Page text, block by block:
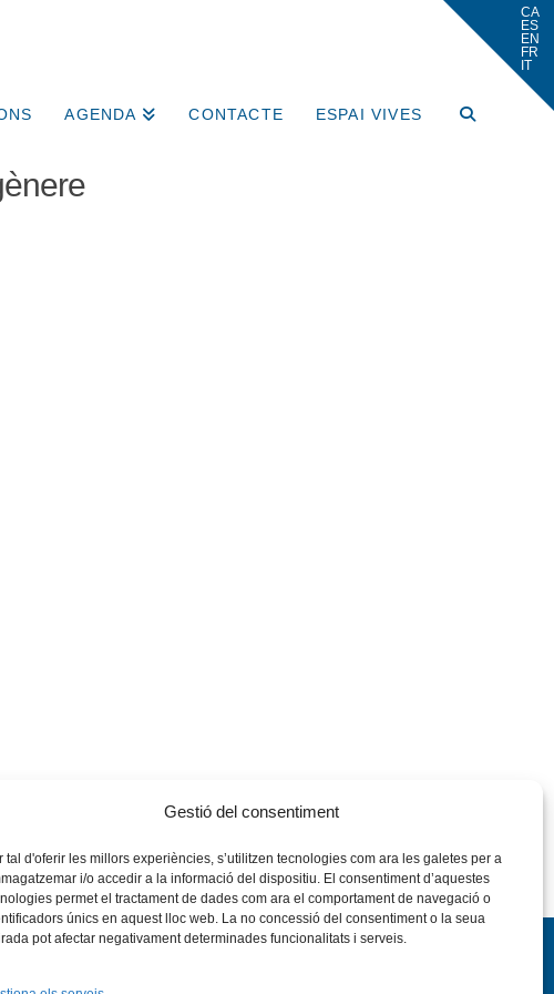
Gestió del consentiment
tal d'oferir les millors experiències, s’utilitzen tecnologies com ara les galetes per a
i/o accedir a la informació del dispositiu. El consentiment d’aquestes
permet el tractament de dades com ara el comportament de navegació o
únics en aquest lloc web. La no concessió del consentiment o la seua
pot afectar negativament determinades funcionalitats i serveis.
AGENDA CONTACTE ESPAI VIVES